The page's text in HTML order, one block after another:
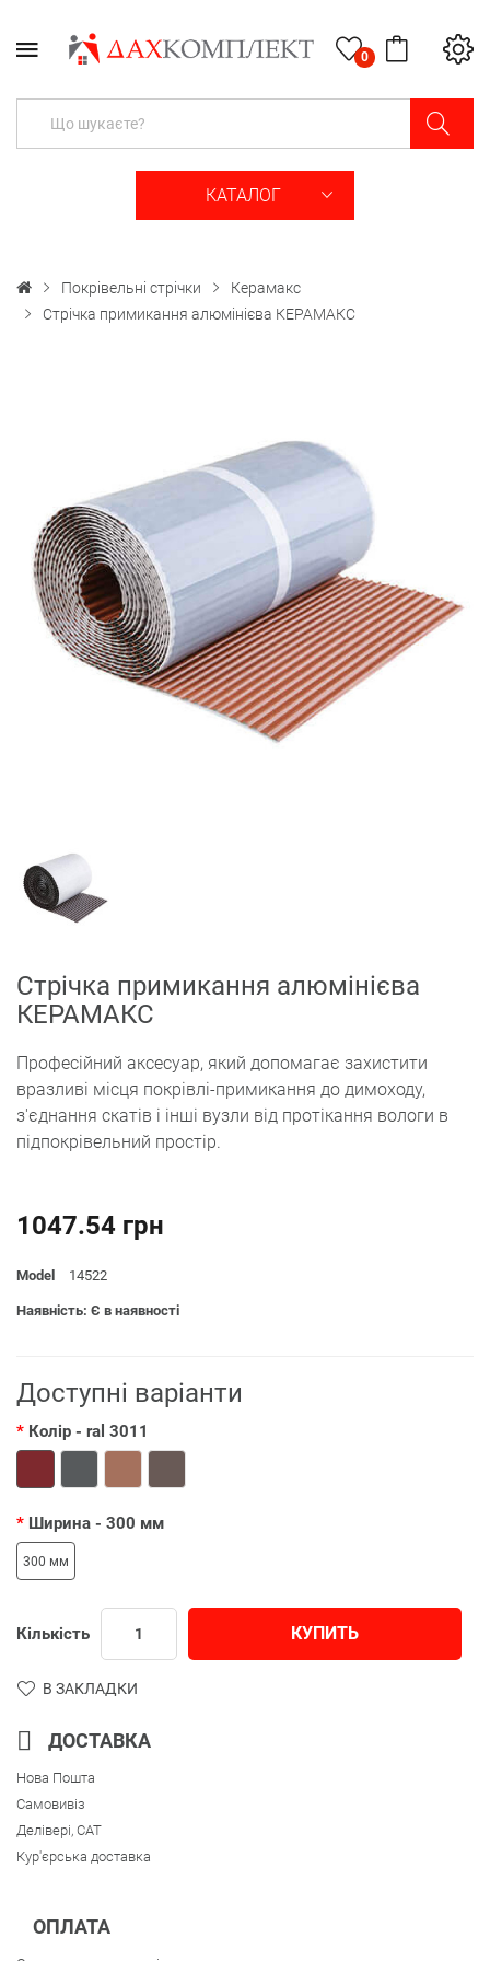
0
КАТАЛОГ
Покрівельні стрічки
Керамакс
Стрічка примикання алюмінієва КЕРАМАКС
Стрічка примикання алюмінієва
КЕРАМАКС
Професійний аксесуар, який допомагає захистити
вразливі місця покрівлі-примикання до димоходу,
з'єднання скатів і інші вузли від протікання вологи в
підпокрівельний простір.
1047.54 грн
Model 14522
Наявність: Є в наявності
Доступні варіанти
Колір - ral 3011
Ширина - 300 мм
300 мм
Кількість КУПИТЬ
В ЗАКЛАДКИ
ДОСТАВКА
Нова Пошта
Самовивіз
Делівері, CAT
Кур'єрська доставка
ОПЛАТА